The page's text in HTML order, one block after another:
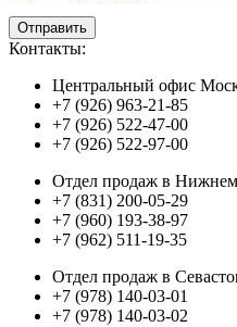
Контакты:
Центральный офис
+7 (926) 963-21-85
+7 (926) 522-47-00
+7 (926) 522-97-00
Отдел продаж в
+7 (831) 200-05-29
+7 (960) 193-38-97
+7 (962) 511-19-35
Отдел продаж в
+7 (978) 140-03-01
+7 (978) 140-03-02